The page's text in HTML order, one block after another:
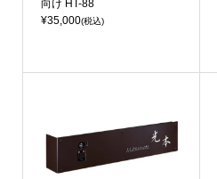
向け HT-88
¥35,000(税込)